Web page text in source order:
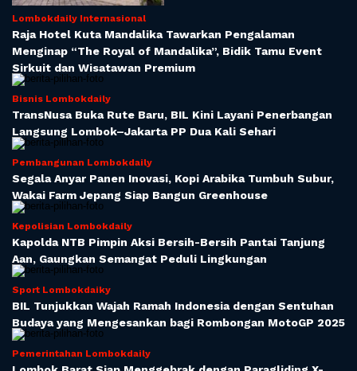
Lombokdaily Internasional
Raja Hotel Kuta Mandalika Tawarkan Pengalaman
Menginap “The Royal of Mandalika”, Bidik Tamu Event
Sirkuit dan Wisatawan Premium
Bisnis Lombokdaily
TransNusa Buka Rute Baru, BIL Kini Layani Penerbangan
Langsung Lombok–Jakarta PP Dua Kali Sehari
Pembangunan Lombokdaily
Segala Anyar Panen Inovasi, Kopi Arabika Tumbuh Subur,
Wakai Farm Jepang Siap Bangun Greenhouse
Kepolisian Lombokdaily
Kapolda NTB Pimpin Aksi Bersih-Bersih Pantai Tanjung
Aan, Gaungkan Semangat Peduli Lingkungan
Sport Lombokdaiky
BIL Tunjukkan Wajah Ramah Indonesia dengan Sentuhan
Budaya yang Mengesankan bagi Rombongan MotoGP 2025
Pemerintahan Lombokdaily